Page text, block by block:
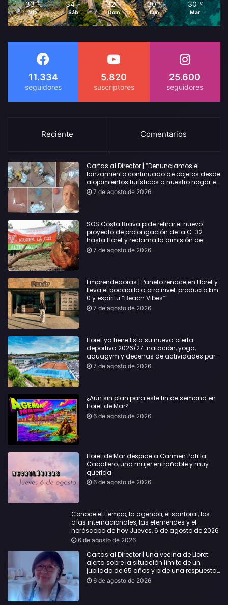
33 ℃
Vie
34 ℃
Sáb
32 ℃
Dom
30 ℃
Lun
30 ℃
Mar
11.334 5.820 25.600
Reciente Comentarios
Cartas al Director | “Denunciamos el
lanzamiento continuado de objetos desde
alojamientos turísticos a nuestro hogar en
Lloret: Podría haber causado una
7 de agosto de 2026
SOS Costa Brava pide retirar el nuevo
proyecto de prolongación de la C-32
hasta Lloret y reclama la dimisión de
Sílvia Paneque
7 de agosto de 2026
Emprendedoras | Paneto renace en Lloret y
lleva el bocadillo a otro nivel: producto km
0 y espíritu “Beach Vibes”
7 de agosto de 2026
Lloret ya tiene lista su nueva oferta
deportiva 2026/27: natación, yoga,
aquagym y decenas de actividades para
todas las edades
7 de agosto de 2026
¿Aún sin plan para este fin de semana en
Lloret de Mar?
6 de agosto de 2026
Lloret de Mar despide a Carmen Patilla
Caballero, una mujer entrañable y muy
querida
6 de agosto de 2026
Conoce el tiempo, la agenda, el santoral, los
días internacionales, las efemérides y el
horóscopo de hoy Jueves, 6 de agosto de 2026
6 de agosto de 2026
Cartas al Director | Una vecina de Lloret
alerta sobre la situación límite de un
jubilado de 65 años y pide una respuesta
urgente
6 de agosto de 2026